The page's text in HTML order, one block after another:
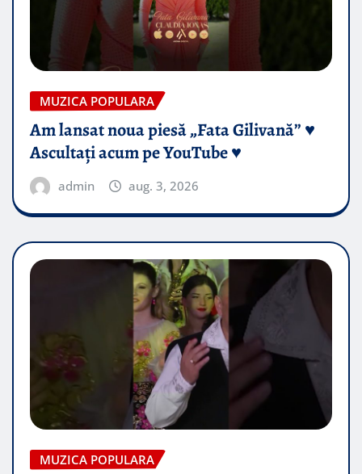
MUZICA POPULARA
Am lansat noua piesă „Fata Gilivană” ♥️
Ascultați acum pe YouTube ♥️
admin aug. 3, 2026
MUZICA POPULARA